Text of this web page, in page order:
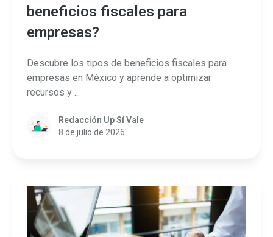
beneficios fiscales para
empresas?
Descubre los tipos de beneficios fiscales para
empresas en México y aprende a optimizar
recursos y ...
Redacción Up Sí Vale
8 de julio de 2026